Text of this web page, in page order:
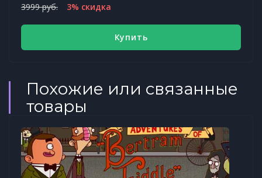
3999 руб. 3% скидка
Купить
Похожие или связанные
товары